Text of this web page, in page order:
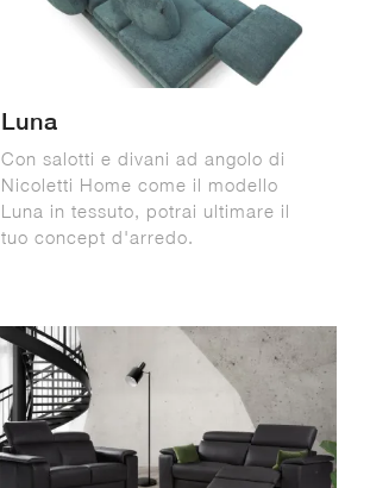
Luna
Con salotti e divani ad angolo di
Nicoletti Home come il modello
Luna in tessuto, potrai ultimare il
tuo concept d'arredo.